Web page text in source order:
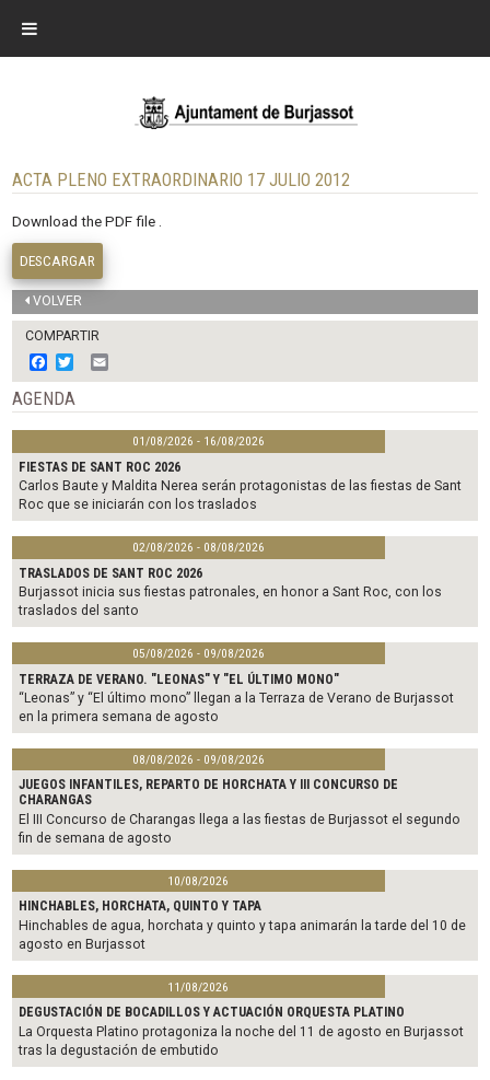
ACTA PLENO EXTRAORDINARIO 17 JULIO 2012
Download the PDF file .
DESCARGAR
VOLVER
COMPARTIR
F
a
c
e
b
o
o
k
w
i
t
t
e
r
m
i
l
AGENDA
01/08/2026 - 16/08/2026
FIESTAS DE SANT ROC 2026
Carlos Baute y Maldita Nerea serán protagonistas de las fiestas de Sant
Roc que se iniciarán con los traslados
02/08/2026 - 08/08/2026
TRASLADOS DE SANT ROC 2026
Burjassot inicia sus fiestas patronales, en honor a Sant Roc, con los
traslados del santo
05/08/2026 - 09/08/2026
TERRAZA DE VERANO. "LEONAS" Y "EL ÚLTIMO MONO"
“Leonas” y “El último mono” llegan a la Terraza de Verano de Burjassot
en la primera semana de agosto
08/08/2026 - 09/08/2026
JUEGOS INFANTILES, REPARTO DE HORCHATA Y III CONCURSO DE
CHARANGAS
El III Concurso de Charangas llega a las fiestas de Burjassot el segundo
fin de semana de agosto
10/08/2026
HINCHABLES, HORCHATA, QUINTO Y TAPA
Hinchables de agua, horchata y quinto y tapa animarán la tarde del 10 de
agosto en Burjassot
11/08/2026
DEGUSTACIÓN DE BOCADILLOS Y ACTUACIÓN ORQUESTA PLATINO
La Orquesta Platino protagoniza la noche del 11 de agosto en Burjassot
tras la degustación de embutido